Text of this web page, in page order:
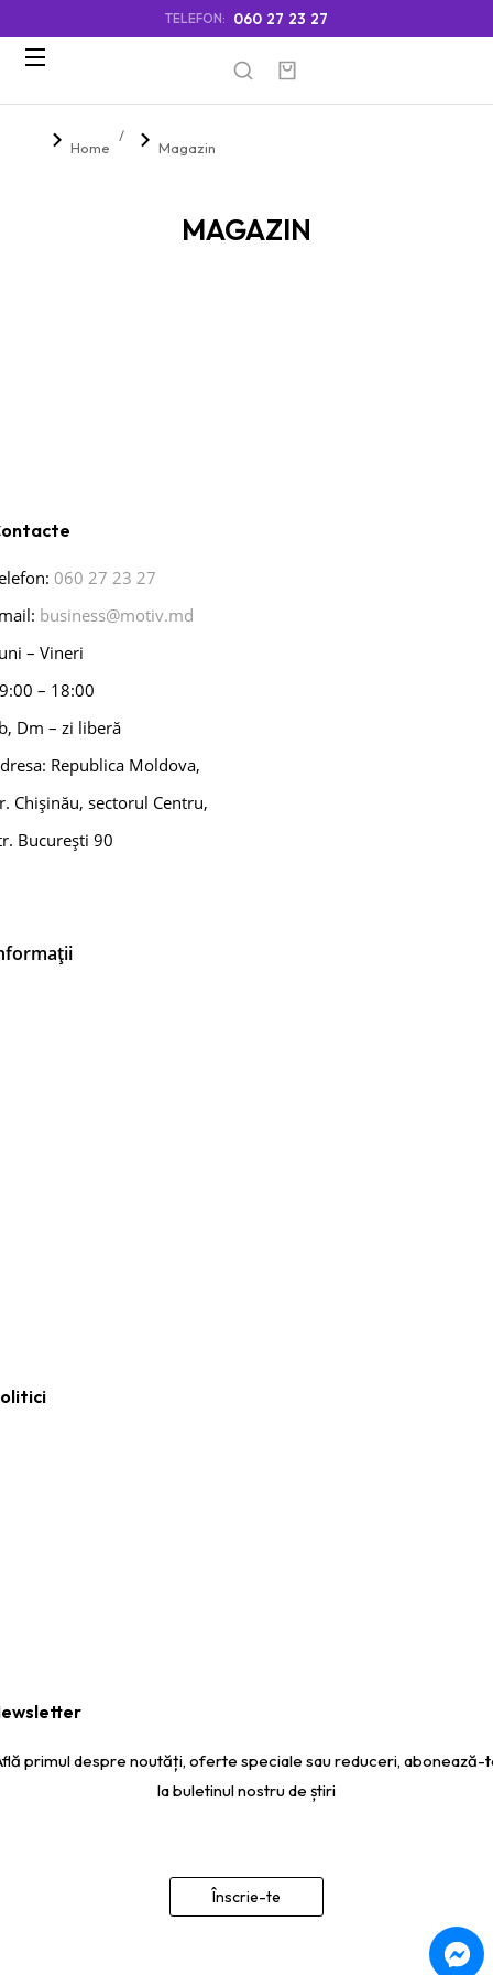
TELEFON: 060 27 23 27
You are here:
Home Magazin
MAGAZIN
060 27 23 27
business@motiv.md
– Vineri
– 18:00
Dm – zi liberă
Republica Moldova,
Chișinău, sectorul Centru,
București 90
primul despre noutăți, oferte speciale sau reduceri, abonează-
la buletinul nostru de știri
Înscrie-te